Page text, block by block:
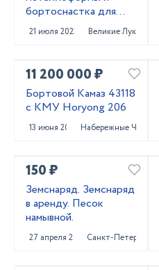
бортоснастка для
ваших ЖБИ от «М-
Конструктор»
21 июля 2023 Великие Луки
11 200 000 ₽
Бортовой Камаз 43118
с КМУ Horyong 206
13 июня 2023 Набережные Челны
150 ₽
Земснаряд. Земснаряд
в аренду. Песок
намывной.
27 апреля 2023 Санкт-Петербург